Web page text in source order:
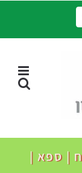
| ספא |